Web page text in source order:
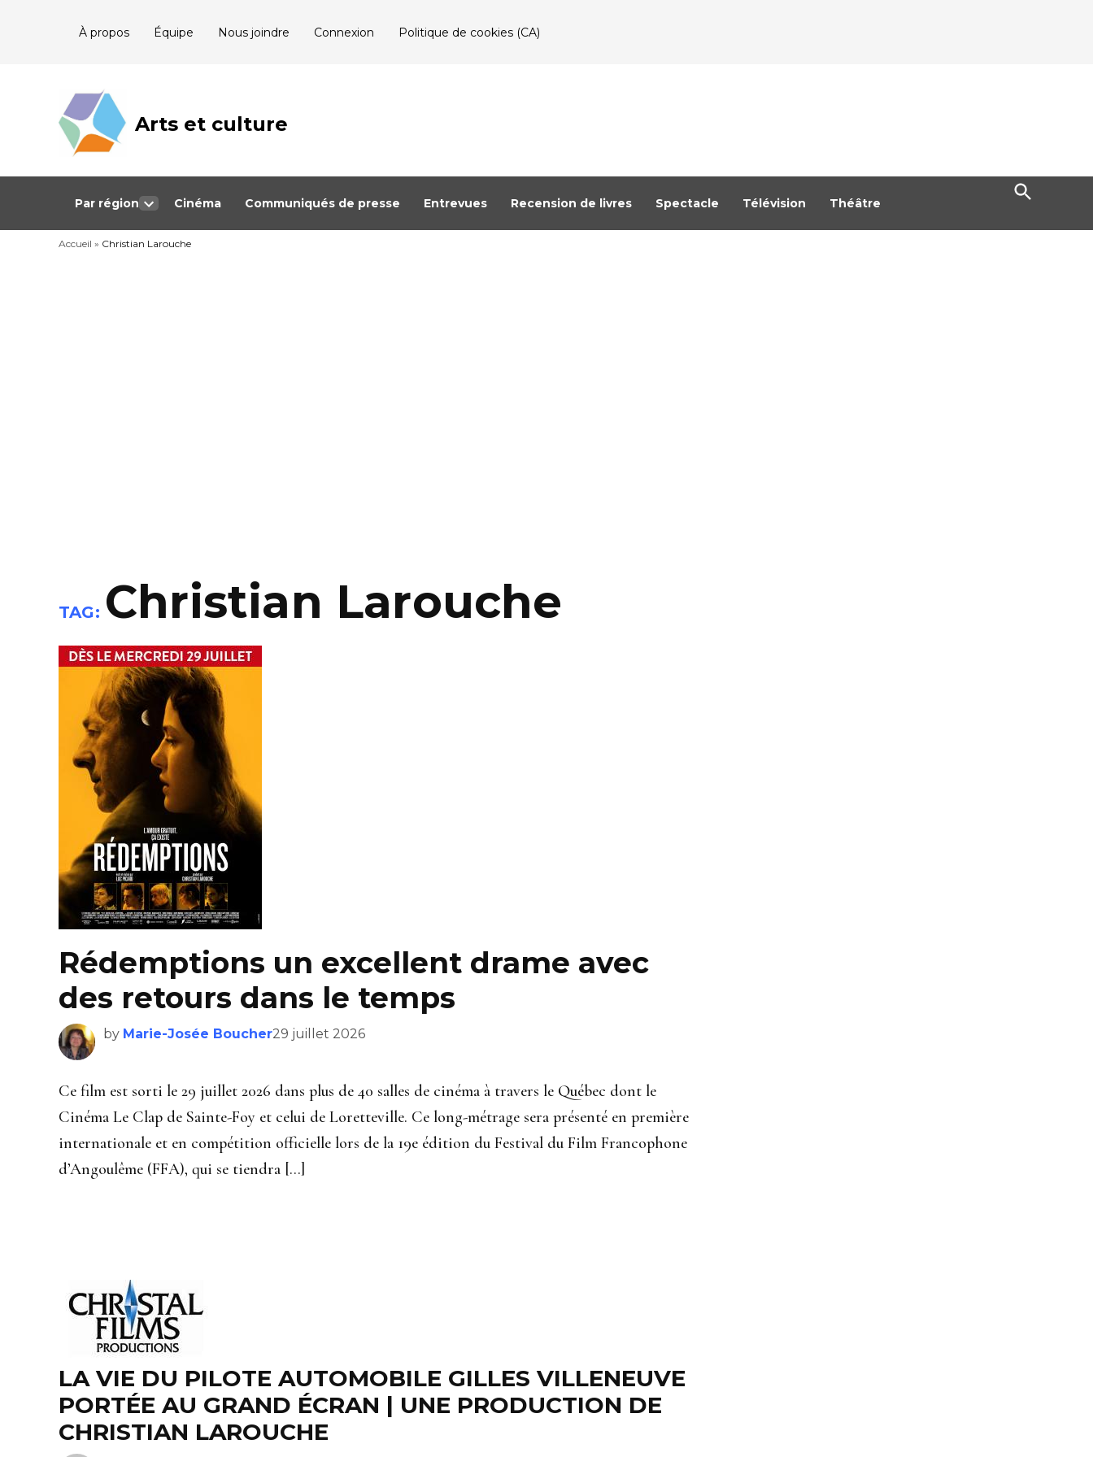
À propos Équipe Nous joindre Connexion Politique de cookies (CA)
Arts et culture
Journalisme
Québec
Par région
dropdown
menu
Cinéma Communiqués de presse Entrevues Recension de livres Spectacle Télévision Théâtre
Open
Search
Accueil » Christian Larouche
TAG: Christian Larouche
Rédemptions un excellent drame avec
des retours dans le temps
by Marie-Josée Boucher29 juillet 2026
Ce film est sorti le 29 juillet 2026 dans plus de 40 salles de cinéma à travers le Québec dont le
Cinéma Le Clap de Sainte-Foy et celui de Loretteville. Ce long-métrage sera présenté en première
internationale et en compétition officielle lors de la 19e édition du Festival du Film Francophone
d’Angoulême (FFA), qui se tiendra […]
LA VIE DU PILOTE AUTOMOBILE GILLES VILLENEUVE
PORTÉE AU GRAND ÉCRAN | UNE PRODUCTION DE
CHRISTIAN LAROUCHE